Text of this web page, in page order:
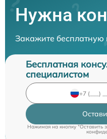
Нужна
Закажите бесплатную
Бесплатная
специалистом
Нажимая на кнопку "Оставить